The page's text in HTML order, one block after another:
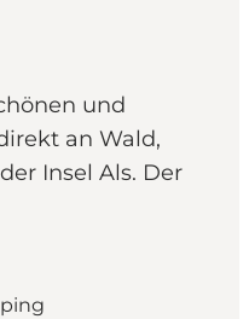
und
an Wald,
Insel Als. Der